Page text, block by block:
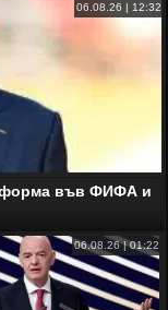
06.08.26 | 12:32
във ФИФА и
06.08.26 | 01:22